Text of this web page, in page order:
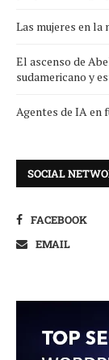
Las mujeres en la
El ascenso de
sudamericano y
Agentes de IA en
SOCIAL
FACEBOOK
EMAIL